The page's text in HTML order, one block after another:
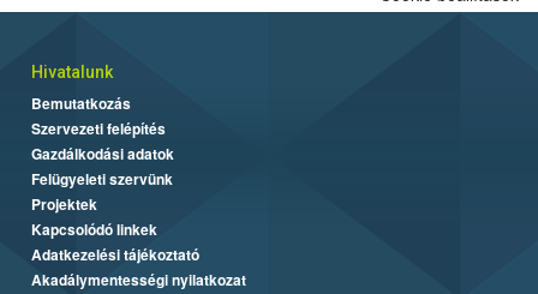
Hivatalunk
Bemutatkozás
Szervezeti felépítés
Gazdálkodási adatok
Felügyeleti szervünk
Projektek
Kapcsolódó linkek
Adatkezelési tájékoztató
Akadálymentességi nyilatkozat